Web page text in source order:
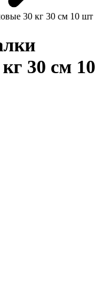
30 кг 30 см 10 шт
30 см 10